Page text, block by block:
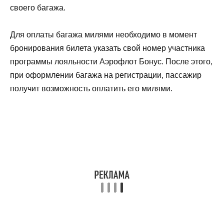
своего багажа.
Для оплаты багажа милями необходимо в момент
бронирования билета указать свой номер участника
программы лояльности Аэрофлот Бонус. После этого,
при оформлении багажа на регистрации, пассажир
получит возможность оплатить его милями.